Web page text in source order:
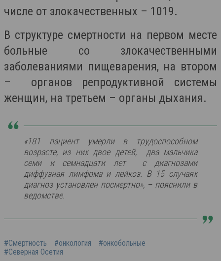
числе от злокачественных – 1019.
В структуре смертности на первом месте
больные со злокачественными
заболеваниями пищеварения, на втором
– органов репродуктивной системы
женщин, на третьем – органы дыхания.
«181 пациент умерли в трудоспособном
возрасте, из них двое детей, два мальчика
семи и семнадцати лет с диагнозами
диффузная лимфома и лейкоз. В 15 случаях
диагноз установлен посмертно», – пояснили в
ведомстве.
#Смертность #онкология
#онкобольные
#Северная Осетия